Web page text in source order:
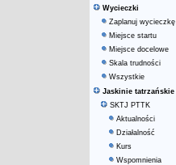
Wycieczki
Zaplanuj wycieczkę
Miejsce startu
Miejsce docelowe
Skala trudności
Wszystkie
Jaskinie tatrzańskie
SKTJ PTTK
Aktualności
Działalność
Kurs
Wspomnienia